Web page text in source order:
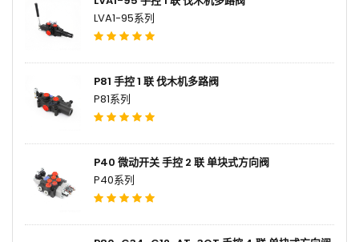
LVA1-95系列
P81 手控 1 联 伐木机多路阀
P81系列
P40 微动开关 手控 2 联 单块式方向阀
P40系列